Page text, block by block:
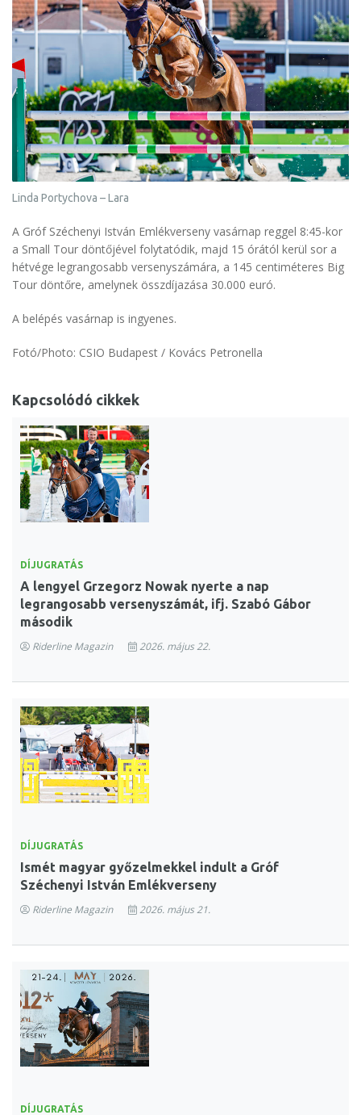
Linda Portychova – Lara
A Gróf Széchenyi István Emlékverseny vasárnap reggel 8:45-kor
a Small Tour döntőjével folytatódik, majd 15 órától kerül sor a
hétvége legrangosabb versenyszámára, a 145 centiméteres Big
Tour döntőre, amelynek összdíjazása 30.000 euró.
A belépés vasárnap is ingyenes.
Fotó/Photo: CSIO Budapest / Kovács Petronella
Kapcsolódó cikkek
DÍJUGRATÁS
A lengyel Grzegorz Nowak nyerte a nap
legrangosabb versenyszámát, ifj. Szabó Gábor
második
Riderline Magazin 2026. május 22.
DÍJUGRATÁS
Ismét magyar győzelmekkel indult a Gróf
Széchenyi István Emlékverseny
Riderline Magazin 2026. május 21.
DÍJUGRATÁS